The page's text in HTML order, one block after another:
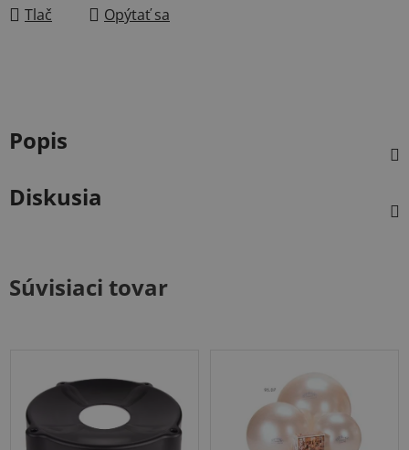
Tlač Opýtať sa
Popis
Diskusia
Súvisiaci tovar